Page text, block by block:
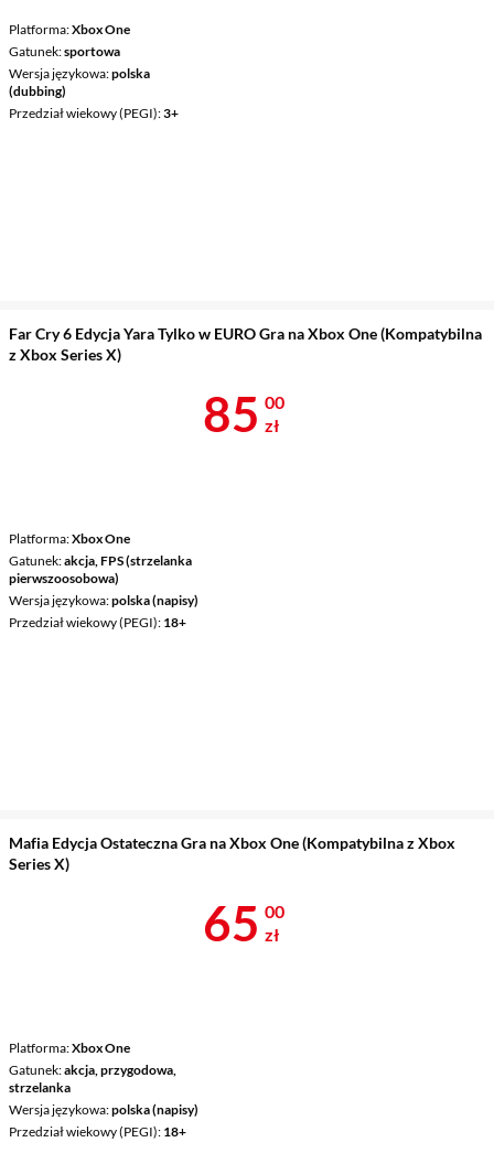
Platforma Xbox One
Gatunek sportowa
Wersja językowa polska
(dubbing)
Przedział wiekowy (PEGI) 3+
Far Cry 6 Edycja Yara Tylko w EURO Gra na Xbox One (Kompatybilna
z Xbox Series X)
Platforma Xbox One
Gatunek akcja, FPS (strzelanka
pierwszoosobowa)
Wersja językowa polska (napisy)
Przedział wiekowy (PEGI) 18+
Cena 85 zł
85 00
zł
Mafia Edycja Ostateczna Gra na Xbox One (Kompatybilna z Xbox
Series X)
Platforma Xbox One
Gatunek akcja, przygodowa,
strzelanka
Wersja językowa polska (napisy)
Przedział wiekowy (PEGI) 18+
Cena 65 zł
65 00
zł